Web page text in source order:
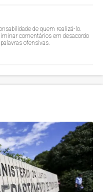
de quem realizá-lo.
comentários em desacordo
ofensivas.